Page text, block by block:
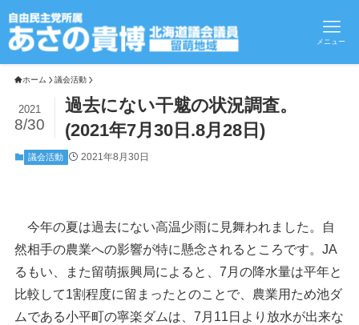
メニュー
ホーム 議会活動
過去にない干魃の状況調査。
(2021年7月30日.8月28日)
2021
8/30
議会活動 2021年8月30日
今年の夏は過去にない高温少雨に見舞われました。自
然相手の農業への影響が特に懸念されるところです。JA
るもい、また留萌振興局によると、7月の降水量は平年と
比較して1割程度に留まったとのことで、農業用ため池ダ
ムである小平町の寧楽ダムは、7月11日より放水が出来な